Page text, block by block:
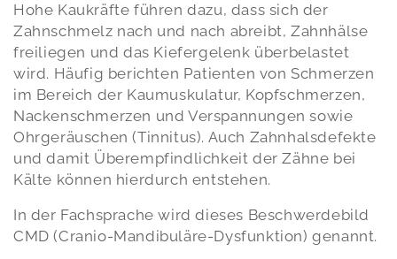
Hohe Kaukräfte führen dazu, dass sich der
Zahnschmelz nach und nach abreibt, Zahnhälse
freiliegen und das Kiefergelenk überbelastet
wird. Häufig berichten Patienten von Schmerzen
im Bereich der Kaumuskulatur, Kopfschmerzen,
Nackenschmerzen und Verspannungen sowie
Ohrgeräuschen (Tinnitus). Auch Zahnhalsdefekte
und damit Überempfindlichkeit der Zähne bei
Kälte können hierdurch entstehen.
In der Fachsprache wird dieses Beschwerdebild
CMD (Cranio-Mandibuläre-Dysfunktion) genannt.